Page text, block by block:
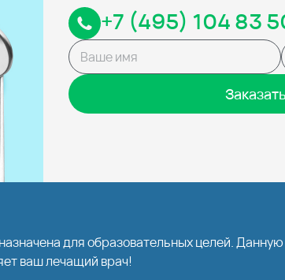
+7 (495) 104 83
для образовательных целей.
ваш лечащий врач!